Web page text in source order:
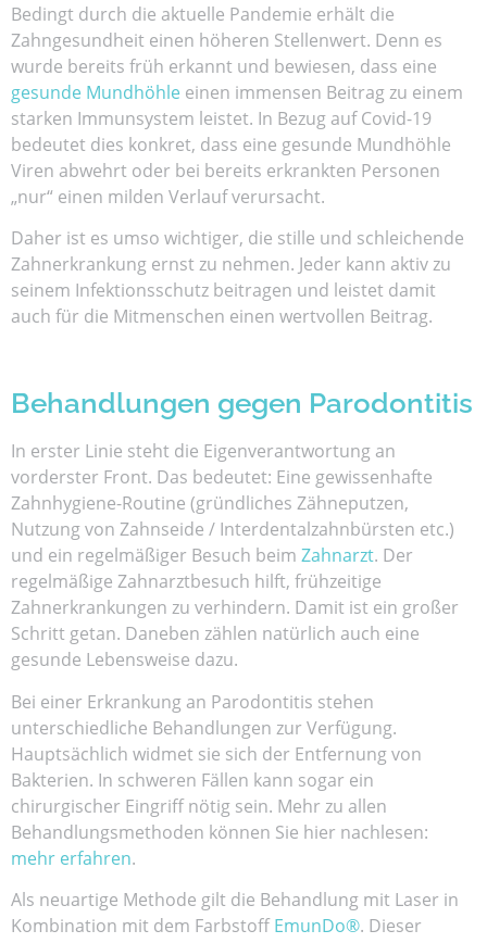
Bedingt durch die aktuelle Pandemie erhält die
Zahngesundheit einen höheren Stellenwert. Denn es
wurde bereits früh erkannt und bewiesen, dass eine
gesunde Mundhöhle einen immensen Beitrag zu einem
starken Immunsystem leistet. In Bezug auf Covid-19
bedeutet dies konkret, dass eine gesunde Mundhöhle
Viren abwehrt oder bei bereits erkrankten Personen
„nur“ einen milden Verlauf verursacht.
Daher ist es umso wichtiger, die stille und schleichende
Zahnerkrankung ernst zu nehmen. Jeder kann aktiv zu
seinem Infektionsschutz beitragen und leistet damit
auch für die Mitmenschen einen wertvollen Beitrag.
Behandlungen gegen Parodontitis
In erster Linie steht die Eigenverantwortung an
vorderster Front. Das bedeutet: Eine gewissenhafte
Zahnhygiene-Routine (gründliches Zähneputzen,
Nutzung von Zahnseide / Interdentalzahnbürsten etc.)
und ein regelmäßiger Besuch beim Zahnarzt. Der
regelmäßige Zahnarztbesuch hilft, frühzeitige
Zahnerkrankungen zu verhindern. Damit ist ein großer
Schritt getan. Daneben zählen natürlich auch eine
gesunde Lebensweise dazu.
Bei einer Erkrankung an Parodontitis stehen
unterschiedliche Behandlungen zur Verfügung.
Hauptsächlich widmet sie sich der Entfernung von
Bakterien. In schweren Fällen kann sogar ein
chirurgischer Eingriff nötig sein. Mehr zu allen
Behandlungsmethoden können Sie hier nachlesen:
mehr erfahren.
Als neuartige Methode gilt die Behandlung mit Laser in
Kombination mit dem FarbstoffEmunDo®. Dieser